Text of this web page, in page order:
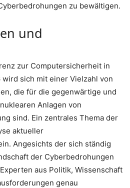
zu bewältigen.
und
zur Computersicherheit in
sich mit einer Vielzahl von
die für die gegenwärtige und
Anlagen von
sind. Ein zentrales Thema der
aktueller
Angesichts der sich ständig
der Cyberbedrohungen
aus Politik, Wissenschaft
genau